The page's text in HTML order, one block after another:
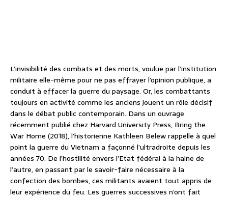
L’invisibilité des combats et des morts, voulue par l’institution
militaire elle-même pour ne pas effrayer l’opinion publique, a
conduit à effacer la guerre du paysage. Or, les combattants
toujours en activité comme les anciens jouent un rôle décisif
dans le débat public contemporain. Dans un ouvrage
récemment publié chez Harvard University Press, Bring the
War Home (2018), l’historienne Kathleen Belew rappelle à quel
point la guerre du Vietnam a façonné l’ultradroite depuis les
années 70. De l’hostilité envers l’Etat fédéral à la haine de
l’autre, en passant par le savoir-faire nécessaire à la
confection des bombes, ces militants avaient tout appris de
leur expérience du feu. Les guerres successives n’ont fait